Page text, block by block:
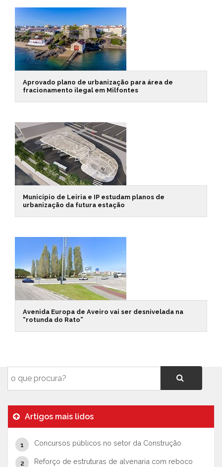
Aprovado plano de urbanização para área de
fracionamento ilegal em Milfontes
Município de Leiria e IP estudam planos de
urbanização da futura estação
Avenida Europa de Aveiro vai ser desnivelada na
“rotunda do Rato”
Artigos mais lidos
Concursos públicos no setor da Construção
Reforço de estruturas de alvenaria com reboco